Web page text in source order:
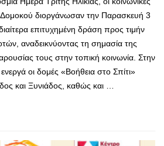
διοργάνωσαν την Παρασκευή 3
επιτυχημένη δράση προς τιμήν
αναδεικνύοντας τη σημασία της
τους στην τοπική κοινωνία. Στην
οι δομές «Βοήθεια στο Σπίτι»
και Ξυνιάδος, καθώς και …